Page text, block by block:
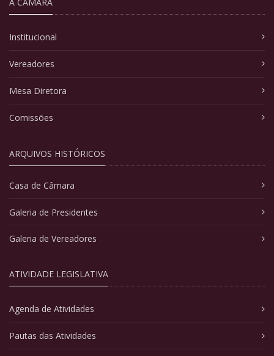
Institucional
Vereadores
Mesa Diretora
Comissões
ARQUIVOS HISTÓRICOS
Casa de Câmara
Galeria de Presidentes
Galeria de Vereadores
ATIVIDADE LEGISLATIVA
Agenda de Atividades
Pautas das Atividades